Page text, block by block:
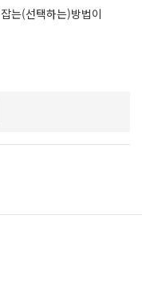
는(선택하는)방법이